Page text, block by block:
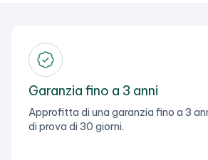
Garanzia fino a 3 anni
Approfitta di una garanzia fino a 3
di prova di 30 giorni.